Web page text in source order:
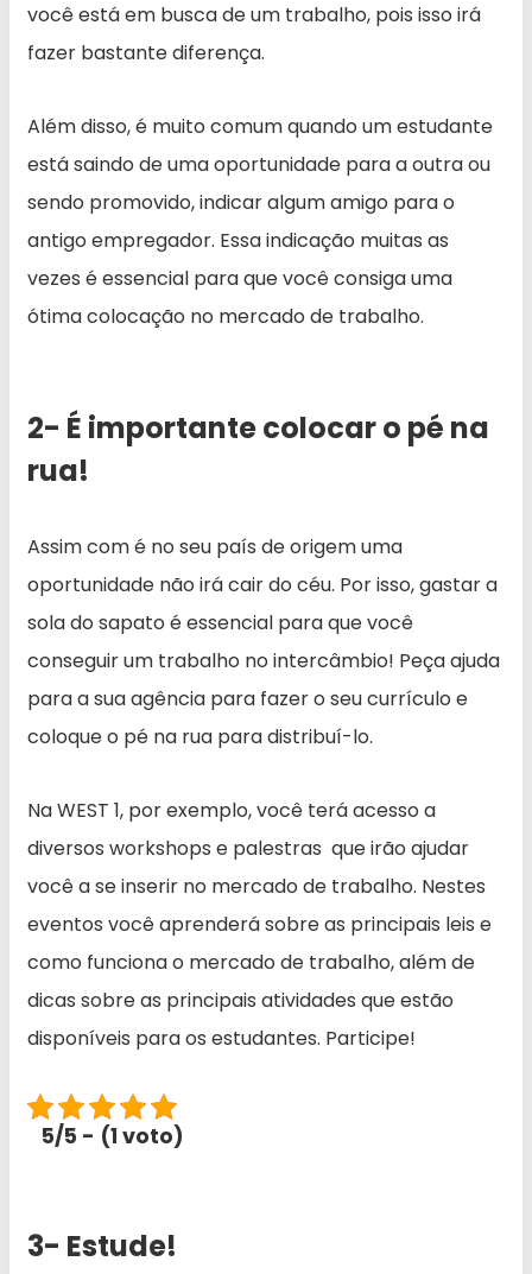
você está em busca de um trabalho, pois isso irá
fazer bastante diferença.
Além disso, é muito comum quando um estudante
está saindo de uma oportunidade para a outra ou
sendo promovido, indicar algum amigo para o
antigo empregador. Essa indicação muitas as
vezes é essencial para que você consiga uma
ótima colocação no mercado de trabalho.
2- É importante colocar o pé na
rua!
Assim com é no seu país de origem uma
oportunidade não irá cair do céu. Por isso, gastar a
sola do sapato é essencial para que você
conseguir um trabalho no intercâmbio! Peça ajuda
para a sua agência para fazer o seu currículo e
coloque o pé na rua para distribuí-lo.
Na WEST 1, por exemplo, você terá acesso a
diversos workshops e palestras que irão ajudar
você a se inserir no mercado de trabalho. Nestes
eventos você aprenderá sobre as principais leis e
como funciona o mercado de trabalho, além de
dicas sobre as principais atividades que estão
disponíveis para os estudantes. Participe!
5/5 - (1 voto)
3- Estude!